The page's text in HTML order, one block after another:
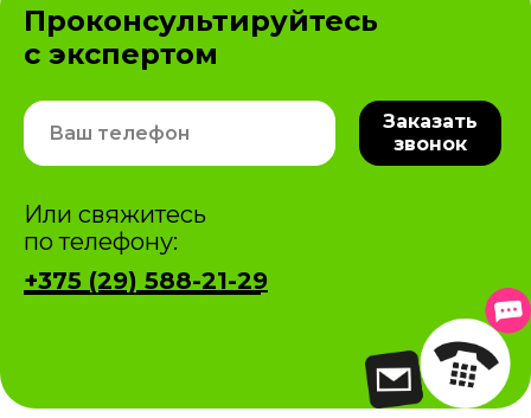
Заказать
звонок
Или свяжитесь
по телефону:
+375 (29) 588-21-29
Проконсультируйтесь
с экспертом